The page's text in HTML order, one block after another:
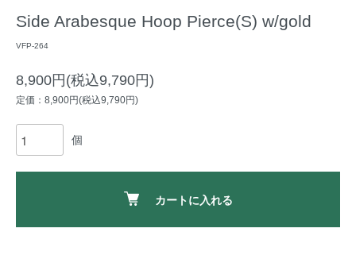
Side Arabesque Hoop Pierce(S) w/gold
VFP-264
8,900円(税込9,790円)
定価：8,900円(税込9,790円)
個
カートに入れる